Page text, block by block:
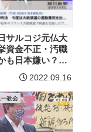
サルコジ元仏大
資金不正・汚職
も日本嫌い？
〜４）
2022.09.16
教会